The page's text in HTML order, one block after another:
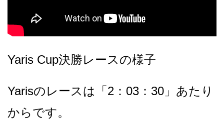
Yaris Cup決勝レースの様子
Yarisのレースは「2：03：30」あたり
からです。